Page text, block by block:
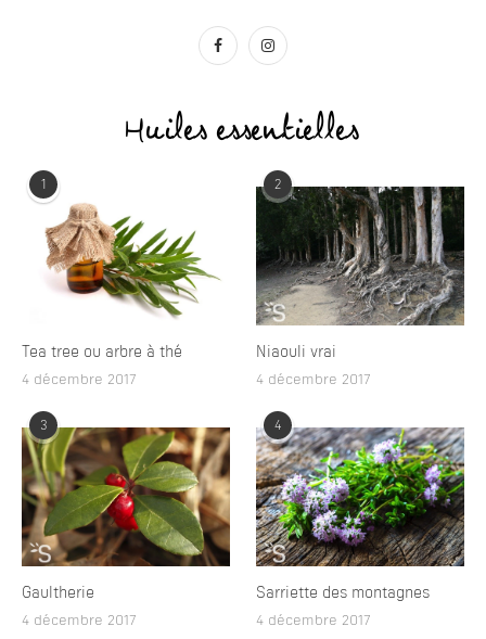
Huiles essentielles
Tea tree ou arbre à thé
4 décembre 2017
2
Niaouli vrai
4 décembre 2017
3
Gaultherie
4 décembre 2017
4
Sarriette des montagnes
4 décembre 2017